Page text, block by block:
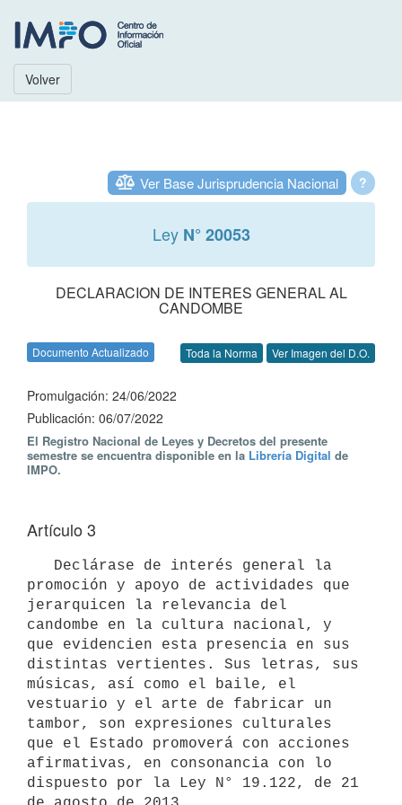
Volver
?
Ver Base Jurisprudencia Nacional
Ley N° 20053
DECLARACION DE INTERES GENERAL AL
CANDOMBE
Documento Actualizado Toda la Norma Ver Imagen del D.O.
Promulgación: 24/06/2022
Publicación: 06/07/2022
El Registro Nacional de Leyes y Decretos del presente
semestre se encuentra disponible en la Librería Digital de
IMPO.
Artículo 3
promoción y apoyo de actividades que
jerarquicen la relevancia del
candombe en la cultura nacional, y
que evidencien esta presencia en sus
distintas vertientes. Sus letras, sus
músicas, así como el baile, el
vestuario y el arte de fabricar un
tambor, son expresiones culturales
que el Estado promoverá con acciones
afirmativas, en consonancia con lo
dispuesto por la Ley N° 19.122, de 21